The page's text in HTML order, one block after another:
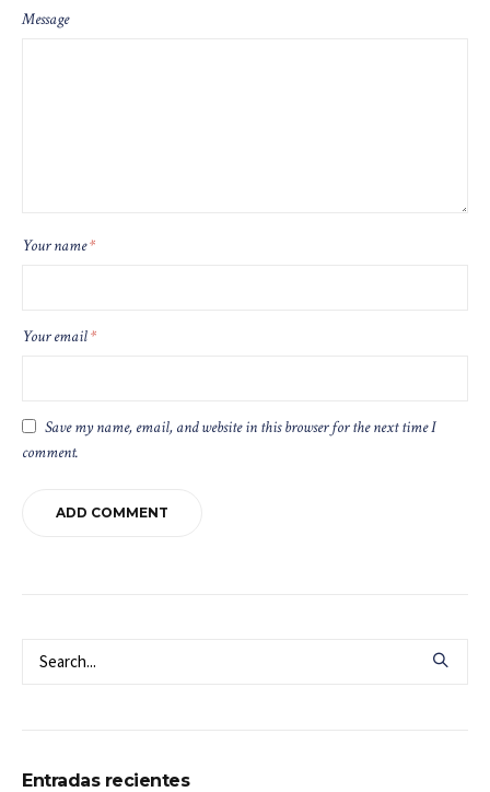
Message
Your name*
Your email*
Save my name, email, and website in this browser for the next time I
comment.
Entradas recientes